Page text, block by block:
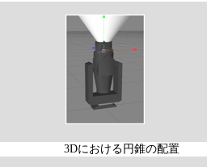
3Dにおける円錐の配置